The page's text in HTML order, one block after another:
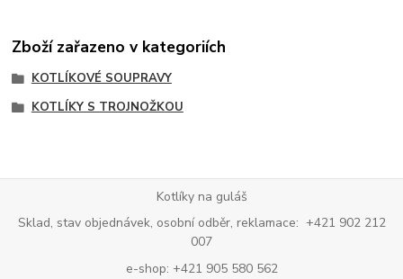
Zboží zařazeno v kategoriích
KOTLÍKOVÉ SOUPRAVY
KOTLÍKY S TROJNOŽKOU
Kotlíky na guláš
Sklad, stav objednávek, osobní odběr, reklamace: +421 902 212
007
e-shop: +421 905 580 562